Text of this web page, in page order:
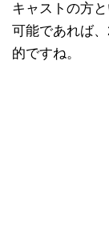
キャストの方
可能であれば
的ですね。